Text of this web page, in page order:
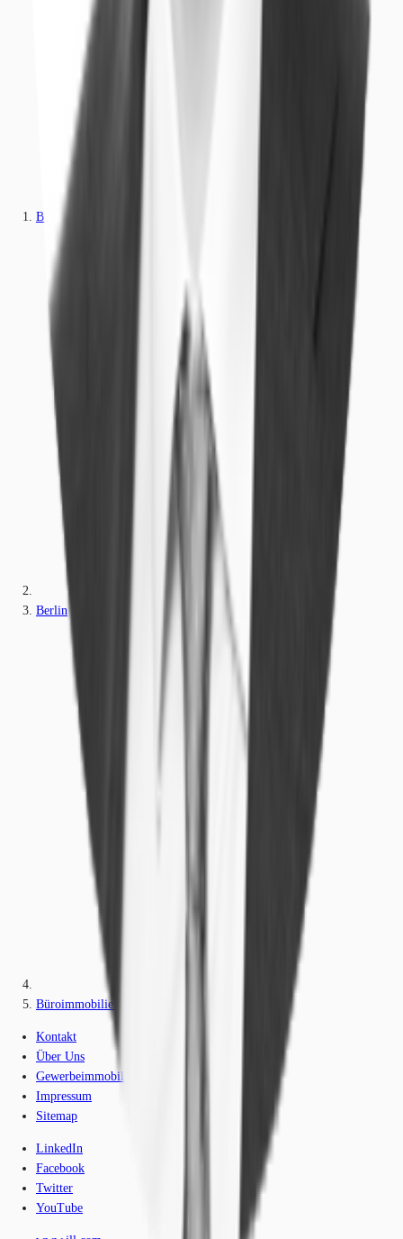
Büros
Berlin
Büroimmobilie - Berlin, Fennpfuhl - B0614
Kontakt
Über Uns
Gewerbeimmobilien-Lexikon
Impressum
Sitemap
LinkedIn
Facebook
Twitter
YouTube